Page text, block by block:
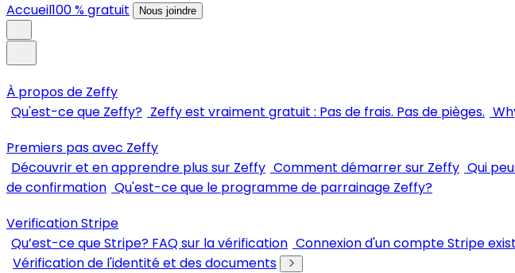
Accueil100 % gratuit Nous joindre
À propos de Zeffy
Qu'est-ce que Zeffy? Zeffy est vraiment gratuit : Pas de frais. Pas de pièges.
Premiers pas avec Zeffy
Découvrir et en apprendre plus sur Zeffy Comment démarrer sur Zeffy Qui
de confirmation Qu'est-ce que le programme de parrainage Zeffy?
Verification Stripe
Qu’est-ce que Stripe? FAQ sur la vérification Connexion d'un compte Stripe
Vérification de l'identité et des documents